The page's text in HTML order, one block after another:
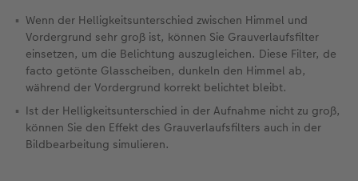
Wenn der Helligkeitsunterschied zwischen Himmel und
Vordergrund sehr groß ist, können Sie Grauverlaufsfilter
einsetzen, um die Belichtung auszugleichen. Diese Filter, de
facto getönte Glasscheiben, dunkeln den Himmel ab,
während der Vordergrund korrekt belichtet bleibt.
Ist der Helligkeitsunterschied in der Aufnahme nicht zu groß,
können Sie den Effekt des Grauverlaufsfilters auch in der
Bildbearbeitung simulieren.